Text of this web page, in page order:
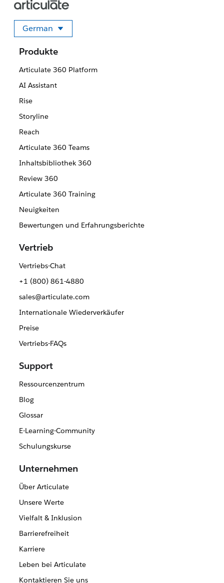
German
Sprache auswählen
Produkte
Articulate 360 Platform
AI Assistant
Rise
Storyline
Reach
Articulate 360 Teams
Inhaltsbibliothek 360
Review 360
Articulate 360 Training
Neuigkeiten
Bewertungen und Erfahrungsberichte
Vertrieb
Vertriebs-Chat
+1 (800) 861-4880
sales@articulate.com
Internationale Wiederverkäufer
Preise
Vertriebs-FAQs
Support
Ressourcenzentrum
Blog
Glossar
E-Learning-Community
Schulungskurse
Unternehmen
Über Articulate
Unsere Werte
Vielfalt & Inklusion
Barrierefreiheit
Karriere
Leben bei Articulate
Kontaktieren Sie uns